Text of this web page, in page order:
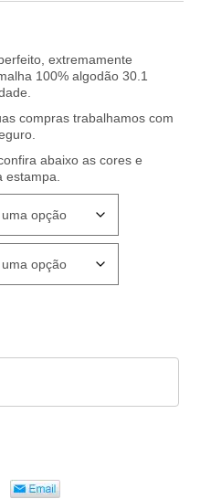
extremamente
100% algodão 30.1
compras trabalhamos com
abaixo as cores e